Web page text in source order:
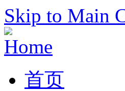
Skip to Main
首页